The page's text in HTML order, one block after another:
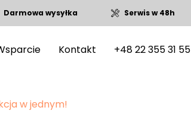
Darmowa wysyłka Serwis w 48h
Kontakt +48 22 355 31 55
w jednym!